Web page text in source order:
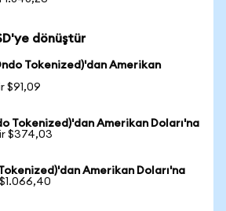
dönüştür
Tokenized)'dan Amerikan
$91,09
Tokenized)'dan Amerikan Doları'na
$374,03
Amerikan Doları'na